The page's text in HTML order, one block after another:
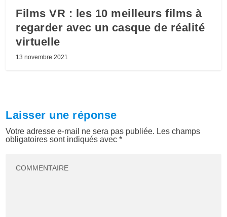
Films VR : les 10 meilleurs films à
regarder avec un casque de réalité
virtuelle
13 novembre 2021
Laisser une réponse
Votre adresse e-mail ne sera pas publiée. Les champs
obligatoires sont indiqués avec*